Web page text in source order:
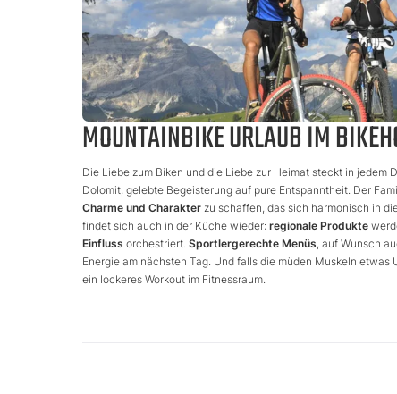
MOUNTAINBIKE URLAUB IM
Die Liebe zum Biken und die Liebe zur Heimat steckt in
Dolomit, gelebte Begeisterung auf pure Entspanntheit. Der
Charme und Charakter zu schaffen, das sich harmonisch in
findet sich auch in der Küche wieder: regionale Produkte
Einfluss orchestriert. Sportlergerechte Menüs , auf Wunsch
Energie am nächsten Tag. Und falls die müden Muskeln
ein lockeres Workout im Fitnessraum.